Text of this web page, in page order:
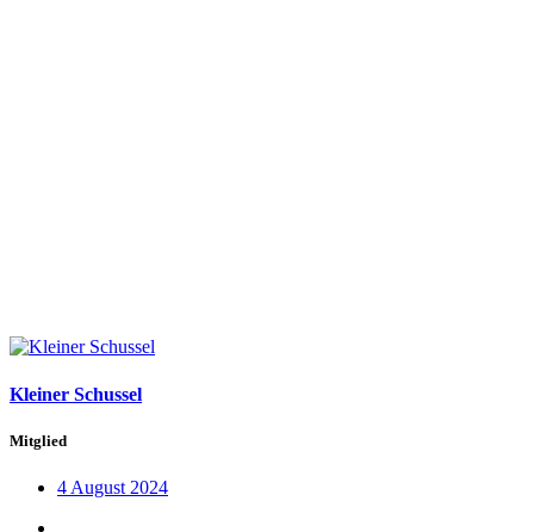
Kleiner Schussel
Mitglied
4 August 2024